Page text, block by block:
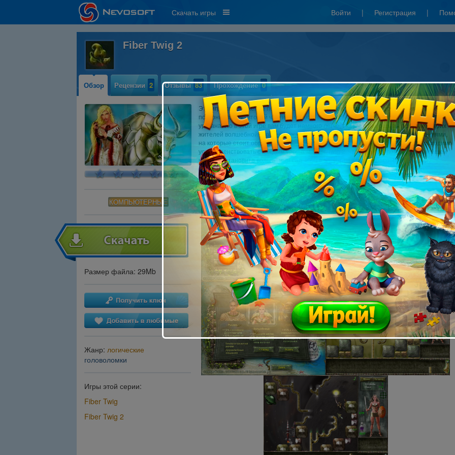
Скачать игры Войти | Регистрация |
Fiber Twig 2
Обзор Рецензии 2 Отзывы 83 Прохождение 0
КОМПЬЮТЕРНЫЕ
Размер файла: 29Mb
Жанр: логические
головоломки
Игры этой серии:
Fiber Twig
Fiber Twig 2
Эта игра продолжение первой части, которая покорила много сердец, и имеет много
поклонников. Во второй части вам также придется спасать сад от налетевшего
урагана. Но в этой игре вам будет намного легче, так как в помощь вы получаете трих
жителей волшебной страны. Каждый житель обладает своими навыками и умениями,
на которые стоит обратить внимание при выборе помощника. Эти умения необходимо
усовершенствовать с каждым уровнем Fiber Twig 2, что поможет потом в дальнейшей
игре. Восстановите волшебный сад, и он очарует вас своей красотой.